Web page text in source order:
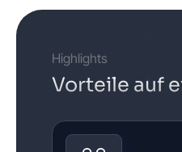
Highlights
Vorteile auf